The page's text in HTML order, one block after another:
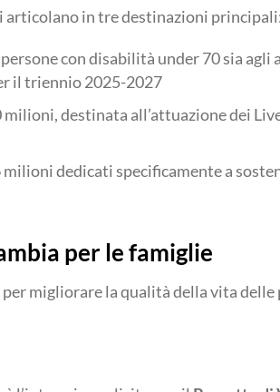
articolano in tre destinazioni
con disabilità under 70 sia agli
il triennio 2025-2027
milioni, destinata all’attuazione dei
milioni dedicati specificamente a
per le famiglie
migliorare la qualità della vita delle